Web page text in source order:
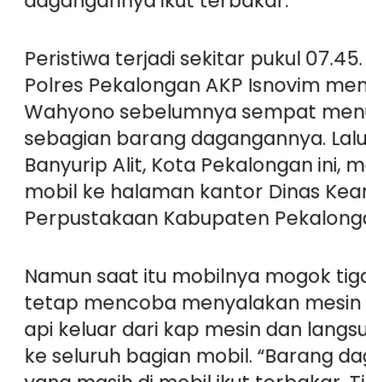
Peristiwa terjadi sekitar pukul
Polres Pekalongan AKP Isnovim
Wahyono sebelumnya sempat
sebagian barang dagangannya.
Banyurip Alit, Kota Pekalongan ini,
mobil ke halaman kantor Dinas
Perpustakaan Kabupaten
Namun saat itu mobilnya mogok
tetap mencoba menyalakan
api keluar dari kap mesin dan
ke seluruh bagian mobil. “Barang